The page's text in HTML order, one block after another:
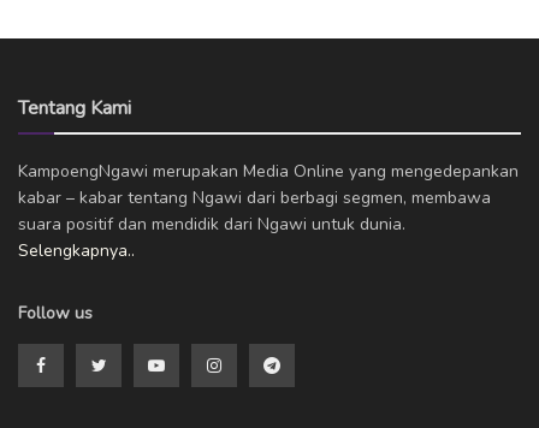
Tentang Kami
KampoengNgawi merupakan Media Online yang mengedepankan
kabar – kabar tentang Ngawi dari berbagi segmen, membawa
suara positif dan mendidik dari Ngawi untuk dunia.
Selengkapnya..
Follow us